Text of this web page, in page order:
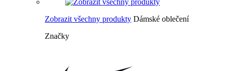
Zobrazit všechny produkty Dámské oblečení
Značky